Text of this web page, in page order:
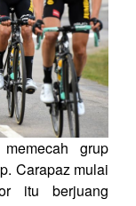
grup
Carapaz mulai
itu berjuang